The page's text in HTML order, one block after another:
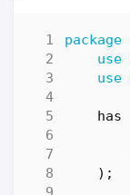
package
use
use
has
);